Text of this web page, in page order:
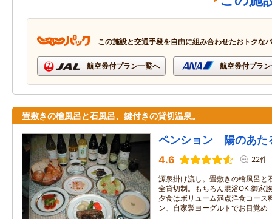
この施設と交通手段を自由に組み合わせたおトクな
航空券付プラン一覧へ 航空券付プラ
畳敷きの檜風呂と石風呂、鍵付きの貸切温泉。
ペンション 陽のあた
4.6 22件
源泉掛け流し。畳敷きの檜風呂と
全貸切制。もちろん混浴OK.御家
夕食はボリューム満点洋食コース
ン、自家製ヨーグルトでお目覚め